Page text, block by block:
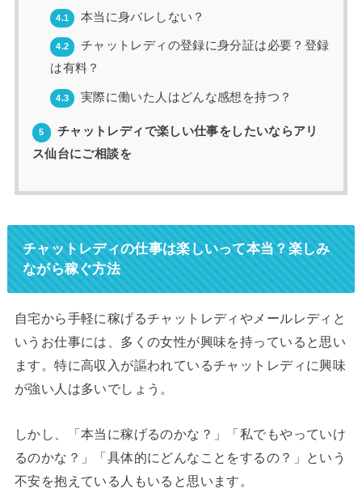
4.1 本当に身バレしない？
4.2
チャットレディの登録に身分証は必要？登録
は有料？
4.3 実際に働いた人はどんな感想を持つ？
5
チャットレディで楽しい仕事をしたいならアリ
ス仙台にご相談を
チャットレディの仕事は楽しいって本当？楽しみ
ながら稼ぐ方法
自宅から手軽に稼げるチャットレディやメールレディと
いうお仕事には、多くの女性が興味を持っていると思い
ます。特に高収入が謳われているチャットレディに興味
が強い人は多いでしょう。
しかし、「本当に稼げるのかな？」「私でもやっていけ
るのかな？」「具体的にどんなことをするの？」という
不安を抱えている人もいると思います。